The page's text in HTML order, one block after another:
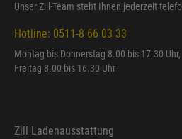
Unser Zill-Team steht Ihnen jederzeit
Hotline: 0511-8 66 03 33
Montag bis Donnerstag 8.00 bis 17.30 Uhr,
Freitag 8.00 bis 16.30 Uhr
Zill Ladenausstattung